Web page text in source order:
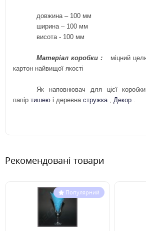
довжина – 100 мм
ширина – 100 мм
висота - 100 мм
Матеріал коробки : міцний
картон найвищої якості
Як наповнювач для цієї коробки
папір тишею і деревна стружка Декор
Рекомендовані товари
Популярний